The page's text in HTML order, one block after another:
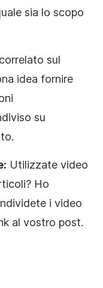
sia lo scopo
sul
idea fornire
su
Utilizzate video
Ho
i video
al vostro post.